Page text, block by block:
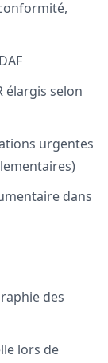
élargis selon
urgentes
dans
des
lors de